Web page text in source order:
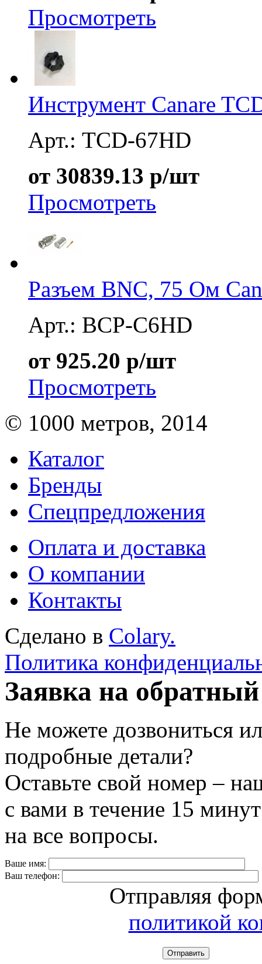
Просмотреть
Инструмент Canare
Арт.: TCD-67HD
от 30839.13 р/шт
Просмотреть
Разъем BNC, 75 Ом
Арт.: BCP-C6HD
от 925.20 р/шт
Просмотреть
© 1000 метров, 2014
Каталог
Бренды
Спецпредложения
Оплата и доставка
О компании
Контакты
Сделано в Colary.
Политика
Заявка на
Не можете дозвониться
подробные детали?
Оставьте свой номер –
с вами в течение 15
на все вопросы.
Ваше имя:
Ваш телефон:
Отправляя
политикой
Отправить